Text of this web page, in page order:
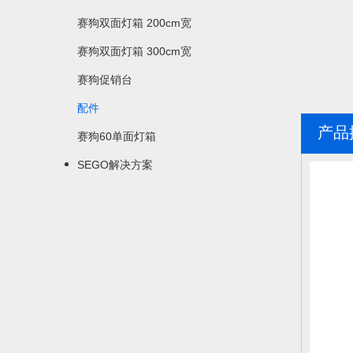
赛狗双面灯箱 200cm宽
赛狗双面灯箱 300cm宽
赛狗促销台
配件
赛狗60单面灯箱
SEGO解决方案
产品